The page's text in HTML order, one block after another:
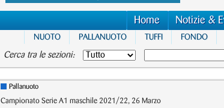
Home Notizie &
NUOTO PALLANUOTO TUFFI FONDO
Cerca tra le sezioni:
Pallanuoto
Campionato Serie A1 maschile 2021/22, 26 Marzo